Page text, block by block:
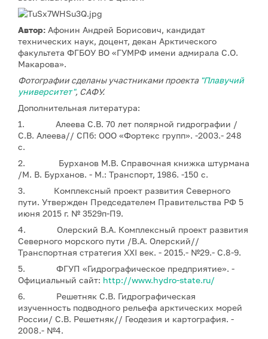
Автор: Афонин Андрей Борисович, кандидат
технических наук, доцент, декан Арктического
факультета ФГБОУ ВО «ГУМРФ имени адмирала С.О.
Макарова».
Фотографии сделаны участниками проекта "Плавучий
университет", САФУ.
Дополнительная литература:
1. Алеева С.В. 70 лет полярной гидрографии /
С.В. Алеева// СПб: ООО «Фортекс групп». -2003.- 248
с.
2. Бурханов М.В. Справочная книжка штурмана
/М. В. Бурханов. - М.: Транспорт, 1986. -150 с.
3. Комплексный проект развития Северного
пути. Утвержден Председателем Правительства РФ 5
июня 2015 г. № 3529п-П9.
4. Олерский В.А. Комплексный проект развития
Северного морского пути /В.А. Олерский//
Транспортная стратегия XXI век. - 2015.- №29.- С.8-9.
5. ФГУП «Гидрографическое предприятие». -
Официальный сайт: http://www.hydro-state.ru/
6. Решетняк С.В. Гидрографическая
изученность подводного рельефа арктических морей
России/ С.В. Решетняк// Геодезия и картография. -
2008.- №4.